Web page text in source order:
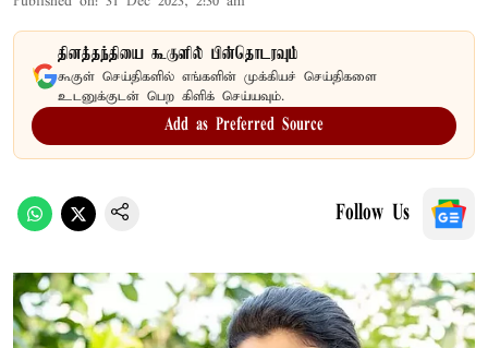
தினத்தந்தியை கூகுளில் பின்தொடரவும்
கூகுள் செய்திகளில் எங்களின் முக்கியச் செய்திகளை
உடனுக்குடன் பெற கிளிக் செய்யவும்.
Add as Preferred Source
Follow Us